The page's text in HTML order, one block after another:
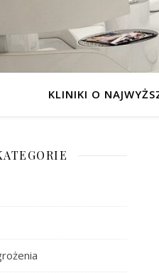
KLINIKI O